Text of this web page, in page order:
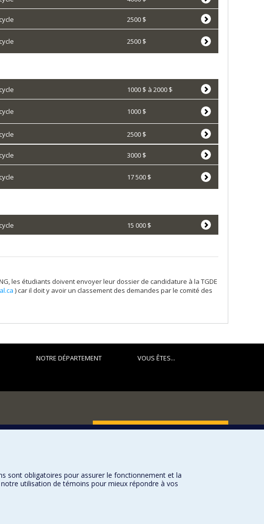
cycle 2500 $
cycle 2500 $
cycle 1000 $ à 2000 $
cycle 1000 $
cycle 2500 $
cycle 3000 $
cycle 17 500 $
cycle 15 000 $
les étudiants doivent envoyer leur dossier de candidature à la TGDE
) car il doit y avoir un classement des demandes par le comité des
NOTRE DÉPARTEMENT VOUS ÊTES...
FACULTÉ DES ARTS ET DES SCIENCES
Nos programmes et cours
sont obligatoires pour assurer le fonctionnement et la
utilisation de témoins pour mieux répondre à vos